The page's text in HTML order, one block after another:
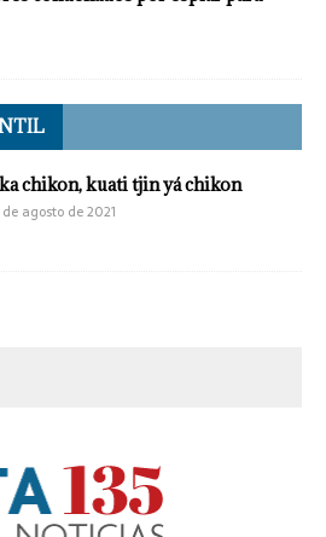
chikon, kuati tjin yá chikon
agosto de 2021